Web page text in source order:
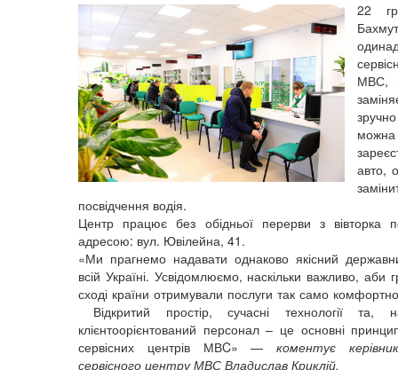
22
МВС,
можна
авто,
посвідчення водія.
Центр працює без обідньої перерви з вівторка
адресою: вул. Ювілейна, 41.
«Ми прагнемо надавати однаково якісний
всій Україні. Усвідомлюємо, наскільки важливо, аби
сході країни отримували послуги так само
Відкритий простір, сучасні технології та,
клієнтоорієнтований персонал – це основні
сервісних центрів МВC» —коментує
сервісного центру МВС Владислав Криклій.